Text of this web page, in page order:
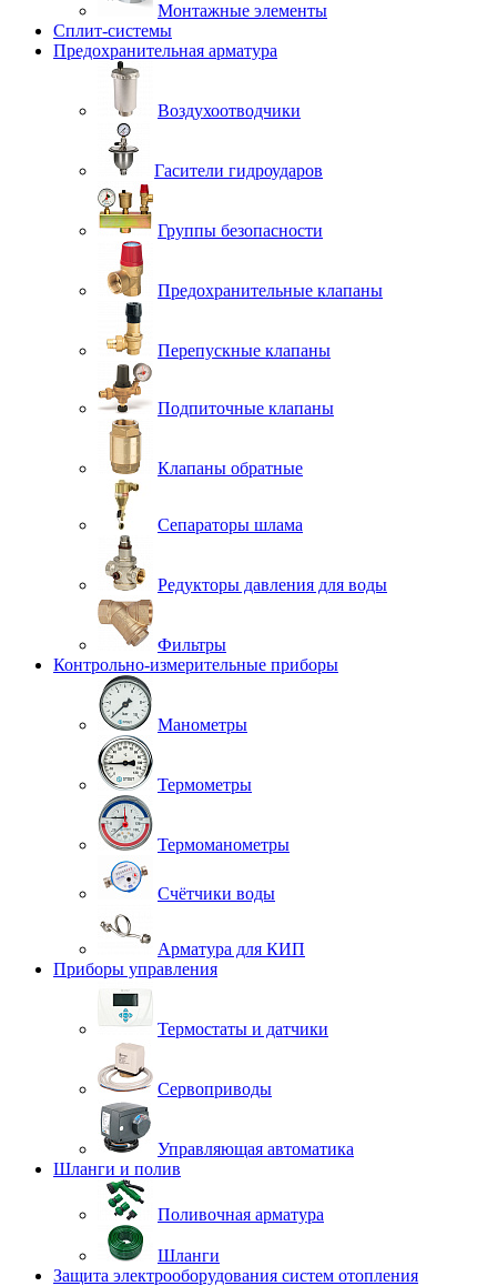
Монтажные элементы
Сплит-системы
Предохранительная арматура
Воздухоотводчики
Гасители гидроударов
Группы безопасности
Предохранительные клапаны
Перепускные клапаны
Подпиточные клапаны
Клапаны обратные
Сепараторы шлама
Редукторы давления для воды
Фильтры
Контрольно-измерительные приборы
Манометры
Термометры
Термоманометры
Счётчики воды
Арматура для КИП
Приборы управления
Термостаты и датчики
Сервоприводы
Управляющая автоматика
Шланги и полив
Поливочная арматура
Шланги
Защита электрооборудования систем отопления